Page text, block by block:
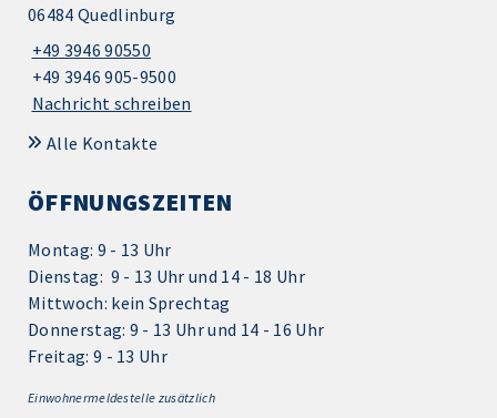
06484 Quedlinburg
+49 3946 90550
+49 3946 905-9500
Nachricht schreiben
Alle Kontakte
ÖFFNUNGSZEITEN
Montag: 9 - 13 Uhr
Dienstag: 9 - 13 Uhr und 14 - 18 Uhr
Mittwoch: kein Sprechtag
Donnerstag: 9 - 13 Uhr und 14 - 16 Uhr
Freitag: 9 - 13 Uhr
Einwohnermeldestelle zusätzlich